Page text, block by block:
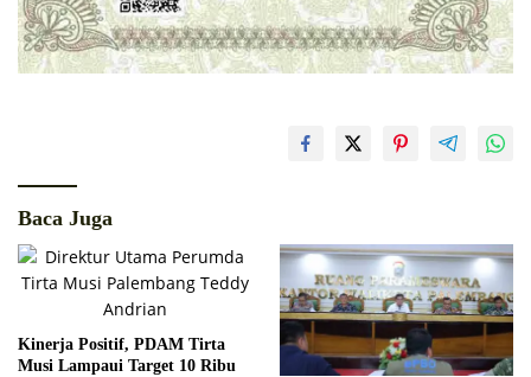
Baca Juga
Kinerja Positif, PDAM Tirta
Musi Lampaui Target 10 Ribu